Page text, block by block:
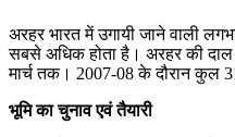
अरहर भारत में उगायी जाने वाली
सबसे अधिक होता है। अरहर की दाल
मार्च तक। 2007-08 के दौरान कुल
भूमि का चुनाव एवं तैयारी